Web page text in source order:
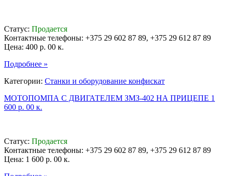
Статус: Продается
Контактные телефоны: +375 29 602 87 89, +375 29 612 87 89
Цена: 400 р. 00 к.
Подробнее »
Категории: Станки и оборудование конфискат
МОТОПОМПА С ДВИГАТЕЛЕМ ЗМЗ-402 НА ПРИЦЕПЕ 1
600 р. 00 к.
Статус: Продается
Контактные телефоны: +375 29 602 87 89, +375 29 612 87 89
Цена: 1 600 р. 00 к.